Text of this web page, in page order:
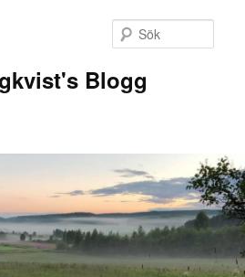
Blogg